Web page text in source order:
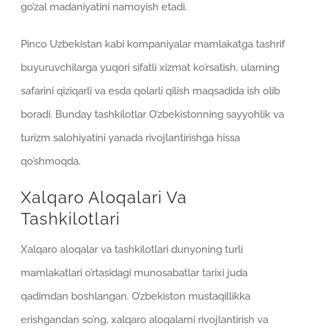
go’zal madaniyatini namoyish etadi.
Pinco Uzbekistan kabi kompaniyalar mamlakatga tashrif
buyuruvchilarga yuqori sifatli xizmat ko’rsatish, ularning
safarini qiziqarli va esda qolarli qilish maqsadida ish olib
boradi. Bunday tashkilotlar O’zbekistonning sayyohlik va
turizm salohiyatini yanada rivojlantirishga hissa
qo’shmoqda.
Xalqaro Aloqalari Va
Tashkilotlari
Xalqaro aloqalar va tashkilotlari dunyoning turli
mamlakatlari o’rtasidagi munosabatlar tarixi juda
qadimdan boshlangan. O’zbekiston mustaqillikka
erishgandan so’ng, xalqaro aloqalarni rivojlantirish va